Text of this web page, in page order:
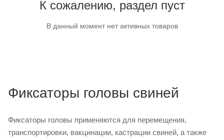
К сожалению, раздел пуст
В данный момент нет активных товаров
Фиксаторы головы свиней
Фиксаторы головы применяются для перемещения,
транспортировки, вакцинации, кастрации свиней, а также